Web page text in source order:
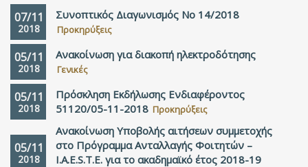
07/11
2018
Συνοπτικός Διαγωνισμός Νο 14/2018
Προκηρύξεις
05/11
2018
Ανακοίνωση για διακοπή ηλεκτροδότησης
Γενικές
05/11
2018
Πρόσκληση Εκδήλωσης Ενδιαφέροντος
51120/05-11-2018 Προκηρύξεις
05/11
2018
Ανακοίνωση Υποβολής αιτήσεων συμμετοχής
στο Πρόγραμμα Ανταλλαγής Φοιτητών –
Ι.Α.Ε.S.T.E. για το ακαδημαϊκό έτος 2018-19